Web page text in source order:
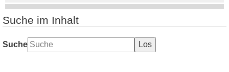
Suche im Inhalt
Suche Los